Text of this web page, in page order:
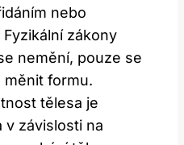
nebo
zákony
nemění, pouze se
formu.
tělesa je
v závislosti na